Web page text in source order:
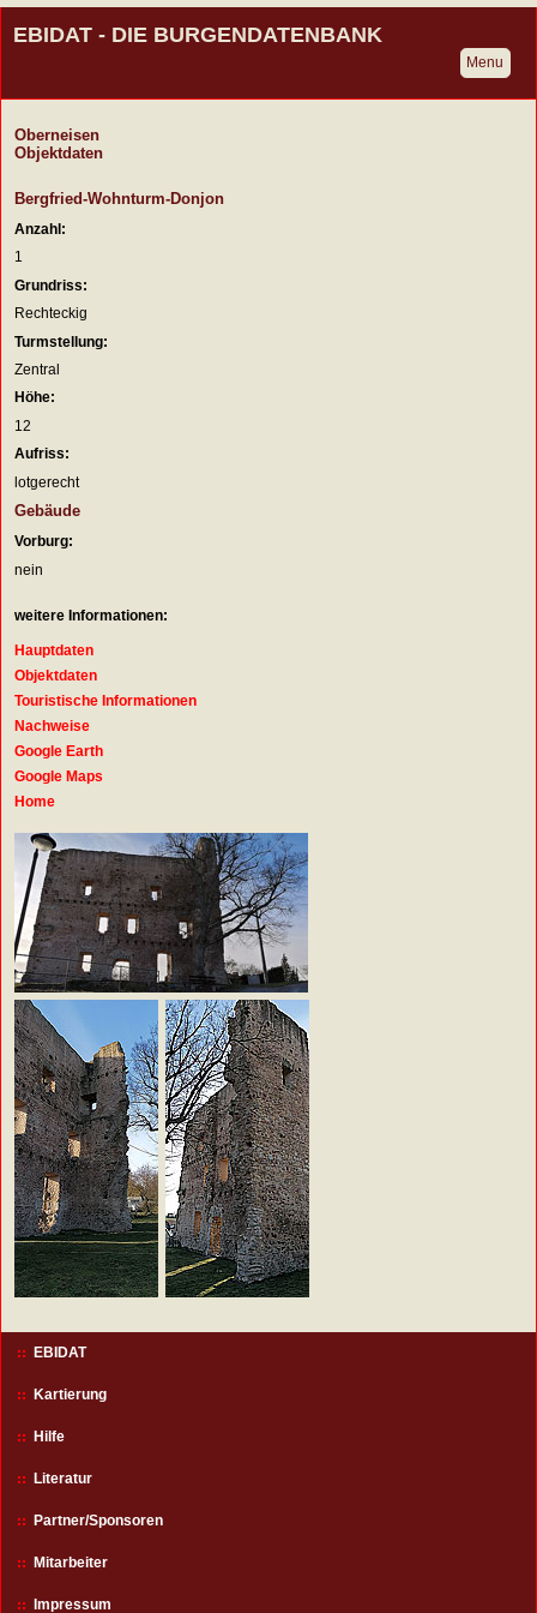
EBIDAT - DIE BURGENDATENBANK
Menu
Oberneisen
Objektdaten
Bergfried-Wohnturm-Donjon
Anzahl:
1
Grundriss:
Rechteckig
Turmstellung:
Zentral
Höhe:
12
Aufriss:
lotgerecht
Gebäude
Vorburg:
nein
weitere Informationen:
Hauptdaten
Objektdaten
Touristische Informationen
Nachweise
Google Earth
Google Maps
Home
EBIDAT
Kartierung
Hilfe
Literatur
Partner/Sponsoren
Mitarbeiter
Impressum